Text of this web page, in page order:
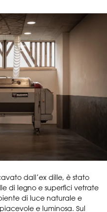
dall’ex dille, è stato
di legno e superfici vetrate
di luce naturale e
e luminosa. Sul